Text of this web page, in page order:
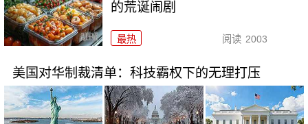
的荒诞闹剧
最热 阅读 2003
美国对华制裁清单：科技霸权下的无理打压